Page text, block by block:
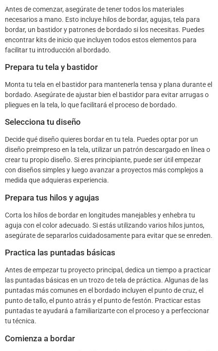
Antes de comenzar, asegúrate de tener todos los materiales
necesarios a mano. Esto incluye hilos de bordar, agujas, tela para
bordar, un bastidor y patrones de bordado si los necesitas. Puedes
encontrar kits de inicio que incluyen todos estos elementos para
facilitar tu introducción al bordado.
Prepara tu tela y bastidor
Monta tu tela en el bastidor para mantenerla tensa y plana durante el
bordado. Asegúrate de ajustar bien el bastidor para evitar arrugas o
pliegues en la tela, lo que facilitará el proceso de bordado.
Selecciona tu diseño
Decide qué diseño quieres bordar en tu tela. Puedes optar por un
diseño preimpreso en la tela, utilizar un patrón descargado en línea o
crear tu propio diseño. Si eres principiante, puede ser útil empezar
con diseños simples y luego avanzar a proyectos más complejos a
medida que adquieras experiencia.
Prepara tus hilos y agujas
Corta los hilos de bordar en longitudes manejables y enhebra tu
aguja con el color adecuado. Si estás utilizando varios hilos juntos,
asegúrate de separarlos cuidadosamente para evitar que se enreden.
Practica las puntadas básicas
Antes de empezar tu proyecto principal, dedica un tiempo a practicar
las puntadas básicas en un trozo de tela de práctica. Algunas de las
puntadas más comunes en el bordado incluyen el punto de cruz, el
punto de tallo, el punto atrás y el punto de festón. Practicar estas
puntadas te ayudará a familiarizarte con el proceso y a perfeccionar
tu técnica.
Comienza a bordar